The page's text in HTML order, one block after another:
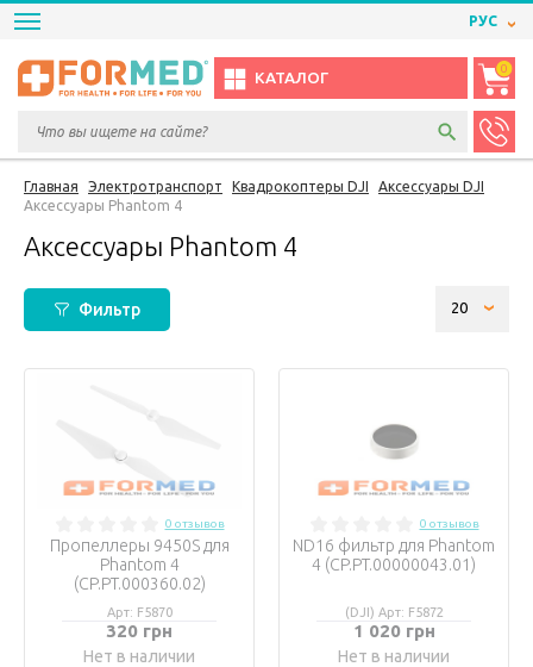
РУС
КАТАЛОГ
0
Главная Электротранспорт Квадрокоптеры DJI
Аксессуары DJI
Аксессуары Phantom 4
Аксессуары Phantom 4
Фильтр
0 отзывов
Пропеллеры 9450S для
Phantom 4
(CP.PT.000360.02)
Арт: F5870
320 грн
Нет в наличии
0 отзывов
ND16 фильтр для Phantom
4 (CP.PT.00000043.01)
(DJI) Арт: F5872
1 020 грн
Нет в наличии